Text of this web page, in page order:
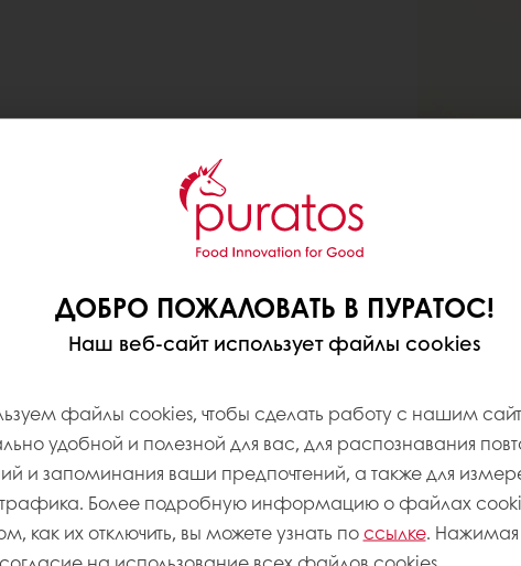
ДОБРО ПОЖАЛОВАТЬ В ПУРАТОС!
Наш веб-сайт использует файлы cookies
файлы cookies, чтобы сделать работу с нашим
удобной и полезной для вас, для распознавания
и запоминания ваши предпочтений, а также для
Более подробную информацию о файлах
как их отключить, вы можете узнать поссылке. Нажимая